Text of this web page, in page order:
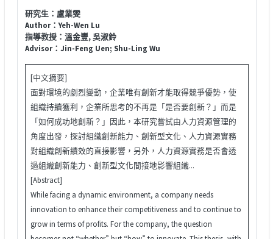
研究生：盧業雯
Author：Yeh-Wen Lu
指導教授：溫金豐, 吳淑鈴
Advisor：Jin-Feng Uen; Shu-Ling Wu
[中文摘要]
面對環境的劇烈變動，企業唯有創新才能取得競爭優勢，使
組織持續獲利，企業所思考的不再是「是否要創新？」而是
「如何成功地創新？」因此，本研究嘗試由人力資源管理的
角度出發，探討組織創新能力、創新型文化、人力資源實務
對組織創新績效的直接影響，另外，人力資源實務是否會透
過組織創新能力、創新型文化間接地影響組織...
[Abstract]
While facing a dynamic environment, a company needs
innovation to enhance their competitiveness and to continue to
grow in terms of profits. For the company, the question